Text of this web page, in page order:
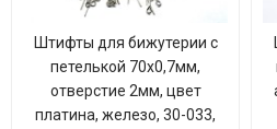
Штифты для бижутерии с
петелькой 70х0,7мм,
отверстие 2мм, цвет
платина, железо, 30-033,